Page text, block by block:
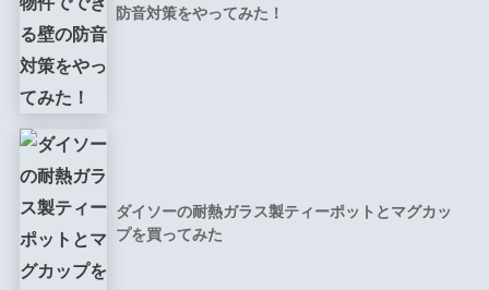
防音対策をやってみた！
ダイソーの耐熱ガラス製ティーポットとマグカッ
プを買ってみた